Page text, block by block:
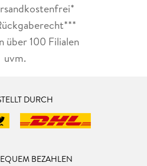
über 100 Filialen
uvm.
DURCH
BEZAHLEN